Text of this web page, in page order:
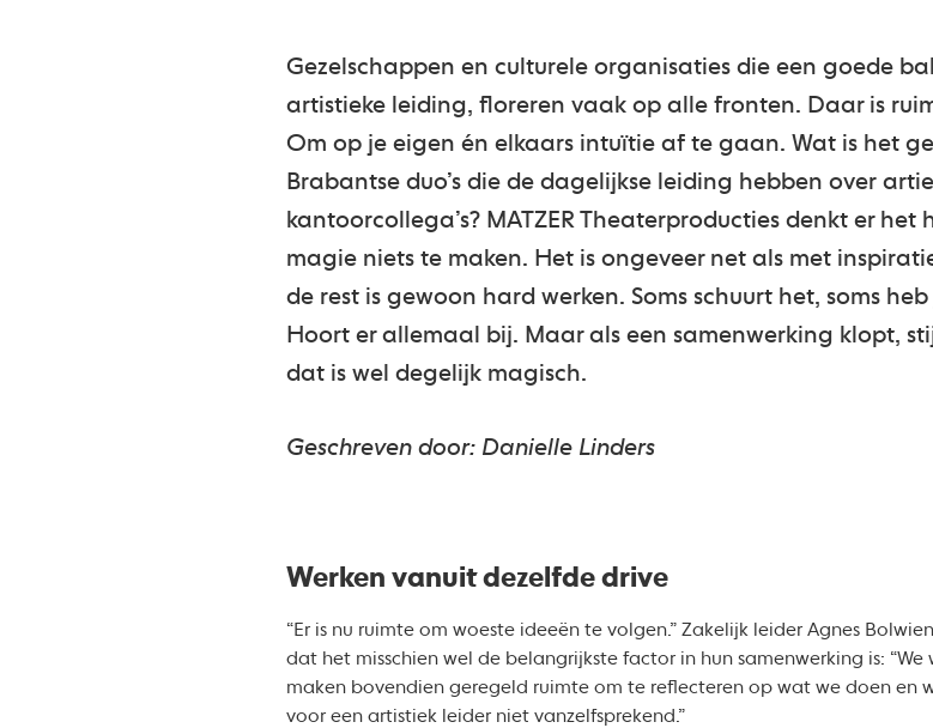
Gezelschappen en culturele organisaties die een goede
artistieke leiding, floreren vaak op alle fronten. Daar is
Om op je eigen én elkaars intuïtie af te gaan. Wat is het
Brabantse duo’s die de dagelijkse leiding hebben over
kantoorcollega’s? MATZER Theaterproducties denkt er
magie niets te maken. Het is ongeveer net als met
de rest is gewoon hard werken. Soms schuurt het, soms
Hoort er allemaal bij. Maar als een samenwerking klopt,
dat is wel degelijk magisch.
Geschreven door: Danielle Linders
Werken vanuit dezelfde drive
“Er is nu ruimte om woeste ideeën te volgen.” Zakelijk leider Agnes
dat het misschien wel de belangrijkste factor in hun samenwerking is:
maken bovendien geregeld ruimte om te reflecteren op wat we doen en
voor een artistiek leider niet vanzelfsprekend.”